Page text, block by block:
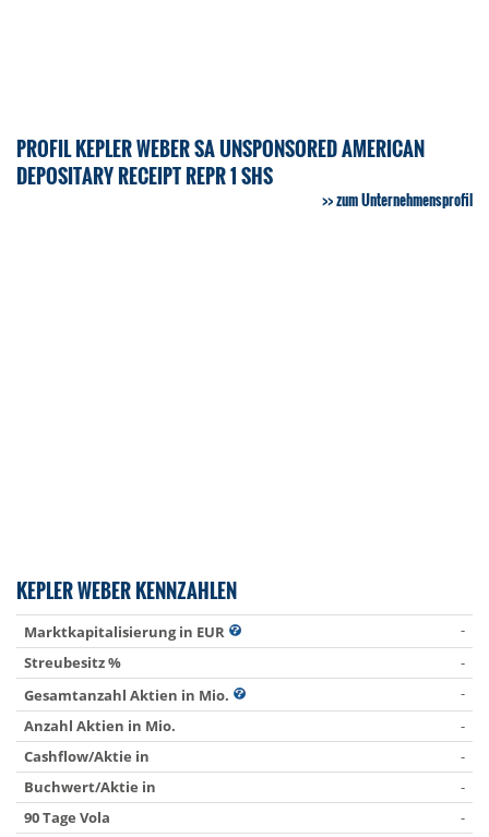
PROFIL KEPLER WEBER SA UNSPONSORED AMERICAN
DEPOSITARY RECEIPT REPR 1 SHS
zum Unternehmensprofil
KEPLER WEBER KENNZAHLEN
Marktkapitalisierung in EUR
-
Streubesitz %
-
Gesamtanzahl Aktien in Mio.
-
Anzahl Aktien in Mio.
-
Cashflow/Aktie in
-
Buchwert/Aktie in
-
90 Tage Vola
-